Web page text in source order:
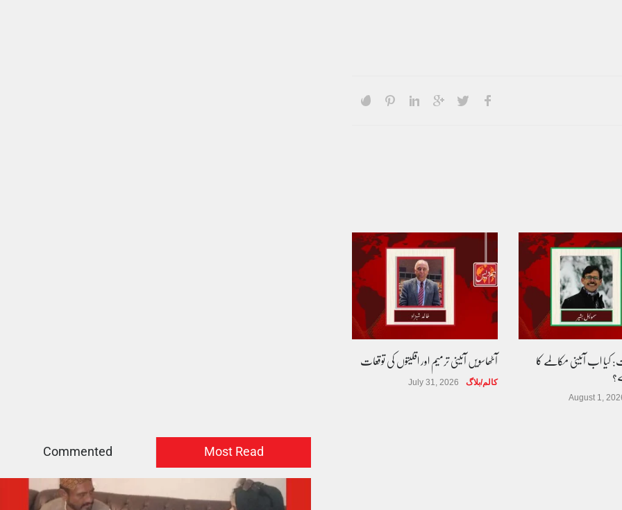
آٹھاسویں آئینی ترمیم اور اقلیتوں کی توقعات
کالم/بلاگ July 31, 2026
اب آئینی مکالمے کا
August 1,
Most Read
Commented